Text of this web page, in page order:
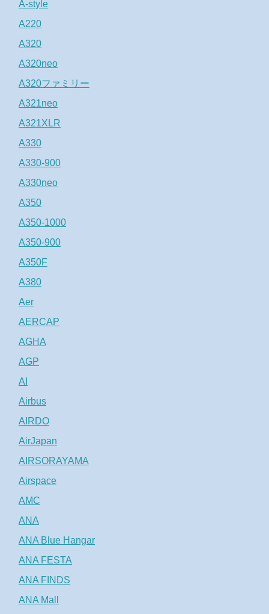
A-style
A220
A320
A320neo
A320ファミリー
A321neo
A321XLR
A330
A330-900
A330neo
A350
A350-1000
A350-900
A350F
A380
Aer
AERCAP
AGHA
AGP
AI
Airbus
AIRDO
AirJapan
AIRSORAYAMA
Airspace
AMC
ANA
ANA Blue Hangar
ANA FESTA
ANA FINDS
ANA Mall